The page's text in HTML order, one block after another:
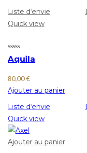
Liste d'envie
Quick view
Aquila
80,00€
Ajouter au panier
Liste d'envie
Quick view
Ajouter au panier